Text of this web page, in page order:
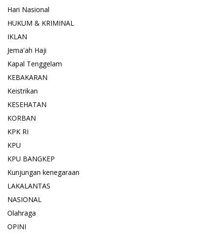
Hari Nasional
HUKUM & KRIMINAL
IKLAN
Jema'ah Haji
Kapal Tenggelam
KEBAKARAN
Keistrikan
KESEHATAN
KORBAN
KPK RI
KPU
KPU BANGKEP
Kunjungan kenegaraan
LAKALANTAS
NASIONAL
Olahraga
OPINI